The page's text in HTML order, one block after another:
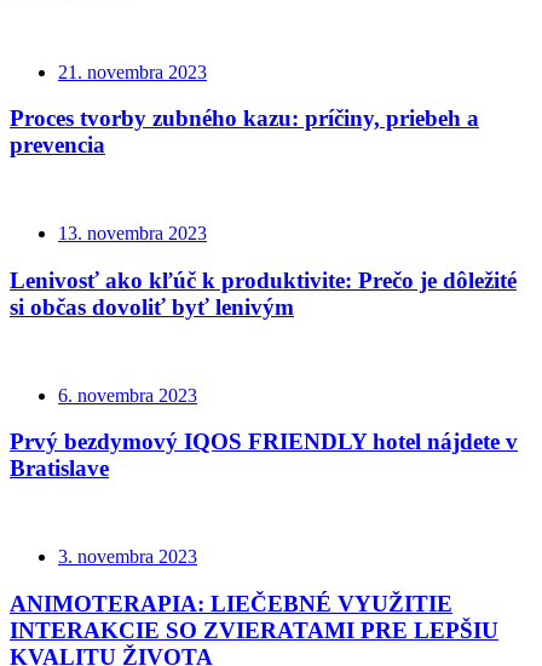
21. novembra 2023
Proces tvorby zubného kazu: príčiny, priebeh a
prevencia
13. novembra 2023
Lenivosť ako kľúč k produktivite: Prečo je dôležité
si občas dovoliť byť lenivým
6. novembra 2023
Prvý bezdymový IQOS FRIENDLY hotel nájdete v
Bratislave
3. novembra 2023
ANIMOTERAPIA: LIEČEBNÉ VYUŽITIE
INTERAKCIE SO ZVIERATAMI PRE LEPŠIU
KVALITU ŽIVOTA